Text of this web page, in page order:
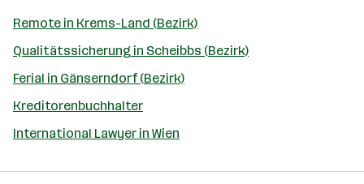
Remote in Krems-Land (Bezirk)
Qualitätssicherung in Scheibbs (Bezirk)
Ferial in Gänserndorf (Bezirk)
Kreditorenbuchhalter
International Lawyer in Wien